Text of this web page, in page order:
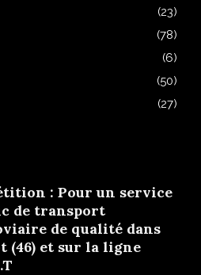
(23)
(78)
(6)
(50)
(27)
: Pour un service
de transport
de qualité dans
(46) et sur la ligne